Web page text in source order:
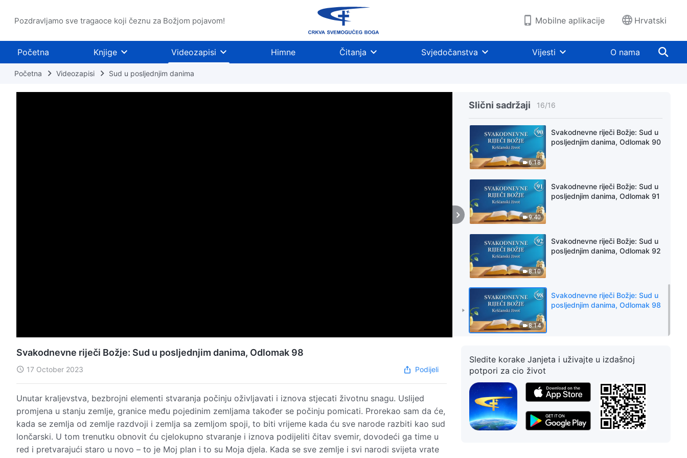
Pozdravljamo sve tragaoce koji čeznu za Božjom pojavom! Mobilne aplikacije Hrvatski
Početna Knjige Videozapisi Himne Čitanja Svjedočanstva Vijesti O nama
Početna Videozapisi Sud u posljednjim danima
Slični sadržaji 16/16
8:44
Svakodnevne riječi Božje: Sud u
3:48
6:18
Svakodnevne riječi Božje: Sud u
posljednjim danima, Odlomak 90
9:40
Svakodnevne riječi Božje: Sud u
posljednjim danima, Odlomak 91
8:10
Svakodnevne riječi Božje: Sud u
posljednjim danima, Odlomak 92
8:14
Svakodnevne riječi Božje: Sud u
posljednjim danima, Odlomak 98
Svakodnevne riječi Božje: Sud u posljednjim danima, Odlomak 98
17 October 2023 Podijeli
Unutar kraljevstva, bezbrojni elementi stvaranja počinju oživljavati i iznova stjecati životnu snagu. Uslijed
promjena u stanju zemlje, granice među pojedinim zemljama također se počinju pomicati. Prorekao sam da će,
kada se zemlja od zemlje razdvoji i zemlja sa zemljom spoji, to biti vrijeme kada ću sve narode razbiti kao sud
lončarski. U tom trenutku obnovit ću cjelokupno stvaranje i iznova podijeliti čitav svemir, dovodeći ga time u
red i pretvarajući staro u novo – to je Moj plan i to su Moja djela. Kada se sve zemlje i svi narodi svijeta vrate
Sledite korake Janjeta i uživajte u izdašnoj
potpori za cio život